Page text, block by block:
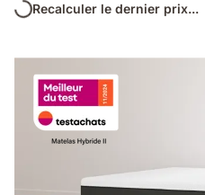
Recalculer le dernier prix...